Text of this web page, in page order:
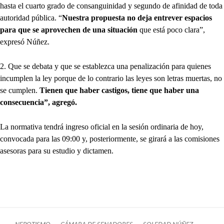
hasta el cuarto grado de consanguinidad y segundo de afinidad de toda
autoridad pública. “Nuestra propuesta no deja entrever espacios
para que se aprovechen de una situación que está poco clara”,
expresó Núñez.
2. Que se debata y que se establezca una penalización para quienes
incumplen la ley porque de lo contrario las leyes son letras muertas, no
se cumplen. Tienen que haber castigos, tiene que haber una
consecuencia”, agregó.
La normativa tendrá ingreso oficial en la sesión ordinaria de hoy,
convocada para las 09:00 y, posteriormente, se girará a las comisiones
asesoras para su estudio y dictamen.